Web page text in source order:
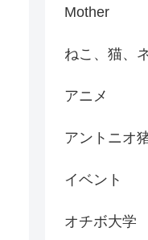
Mother
ねこ、猫、
アニメ
アントニオ
イベント
オチボ大学